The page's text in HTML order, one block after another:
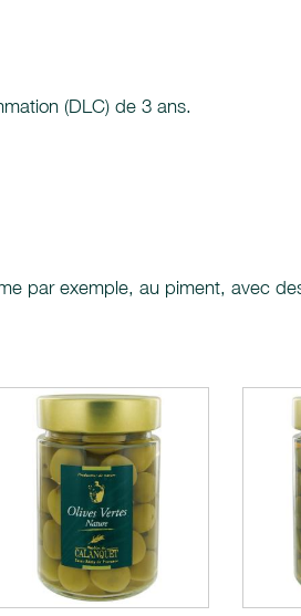
(DLC) de 3 ans.
par exemple, au piment, avec